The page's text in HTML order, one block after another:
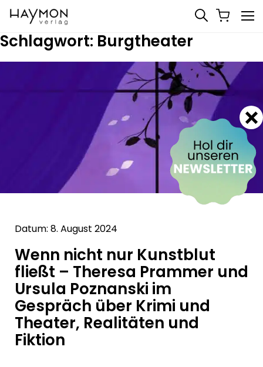
Schlagwort: Burgtheater
Datum: 8. August 2024
Wenn nicht nur Kunstblut
fließt – Theresa Prammer und
Ursula Poznanski im
Gespräch über Krimi und
Theater, Realitäten und
Fiktion